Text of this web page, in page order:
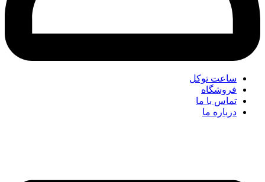
ساعت توکل
فروشگاه
تماس با ما
درباره ما